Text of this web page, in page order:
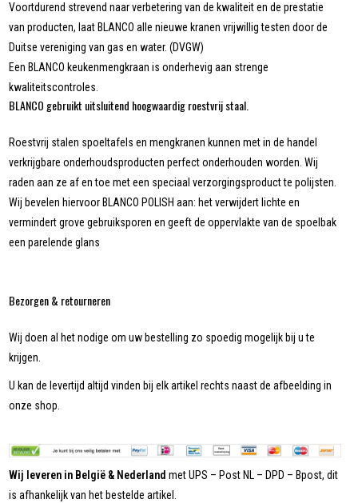
Voortdurend strevend naar verbetering van de kwaliteit en de prestatie
van producten, laat BLANCO alle nieuwe kranen vrijwillig testen door de
Duitse vereniging van gas en water. (DVGW)
Een BLANCO keukenmengkraan is onderhevig aan strenge
kwaliteitscontroles.
BLANCO gebruikt uitsluitend hoogwaardig roestvrij staal.
Roestvrij stalen spoeltafels en mengkranen kunnen met in de handel
verkrijgbare onderhoudsproducten perfect onderhouden worden. Wij
raden aan ze af en toe met een speciaal verzorgingsproduct te polijsten.
Wij bevelen hiervoor BLANCO POLISH aan: het verwijdert lichte en
vermindert grove gebruiksporen en geeft de oppervlakte van de spoelbak
een parelende glans
Bezorgen & retourneren
Wij doen al het nodige om uw bestelling zo spoedig mogelijk bij u te
krijgen.
U kan de levertijd altijd vinden bij elk artikel rechts naast de afbeelding in
onze shop.
Wij leveren in België & Nederland met UPS – Post NL – DPD – Bpost, dit
is afhankelijk van het bestelde artikel.